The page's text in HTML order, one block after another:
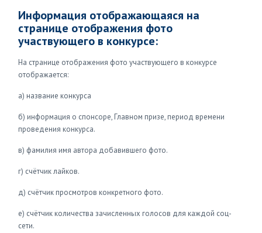
Информация отображающаяся на
странице отображения фото
участвующего в конкурсе:
На странице отображения фото участвующего в конкурсе
отображается:
а) название конкурса
б) информация о спонсоре, Главном призе, период времени
проведения конкурса.
в) фамилия имя автора добавившего фото.
г) счётчик лайков.
д) счётчик просмотров конкретного фото.
е) счётчик количества зачисленных голосов для каждой соц-
сети.